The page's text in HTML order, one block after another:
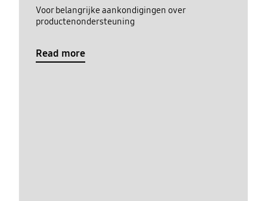
Voor belangrijke aankondigingen over
productenondersteuning
Read more